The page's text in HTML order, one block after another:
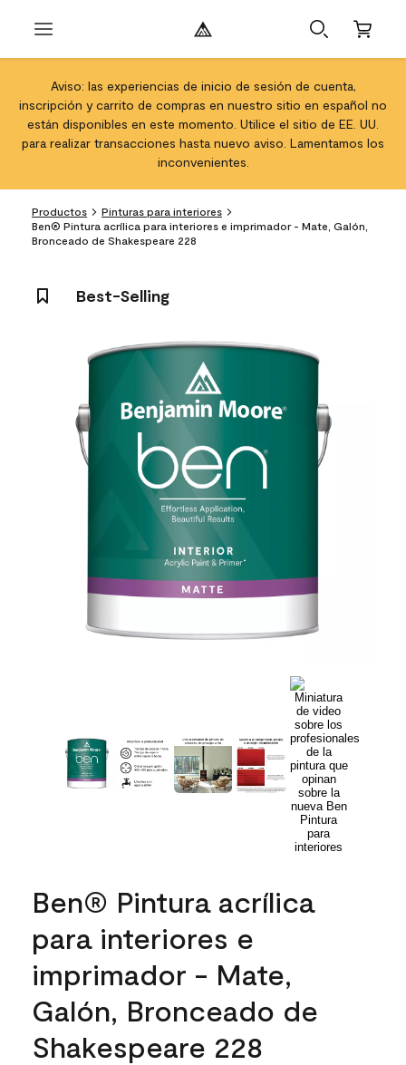
Aviso: las experiencias de inicio de sesión de cuenta,
inscripción y carrito de compras en nuestro sitio en español no
están disponibles en este momento. Utilice el sitio de EE. UU.
para realizar transacciones hasta nuevo aviso. Lamentamos los
inconvenientes.
Productos
Pinturas para interiores
Ben® Pintura acrílica para interiores e imprimador - Mate, Galón,
Bronceado de Shakespeare 228
Best-Selling
Ben® Pintura acrílica
para interiores e
imprimador - Mate,
Galón, Bronceado de
Shakespeare 228